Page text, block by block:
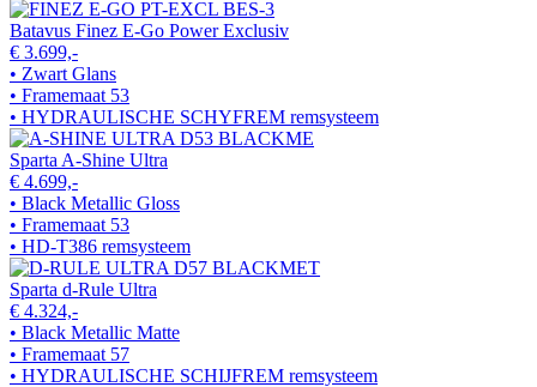
Batavus Finez E-Go Power Exclusiv
€ 3.699,-
• Zwart Glans
• Framemaat 53
• HYDRAULISCHE SCHYFREM remsysteem
Sparta A-Shine Ultra
€ 4.699,-
• Black Metallic Gloss
• Framemaat 53
• HD-T386 remsysteem
Sparta d-Rule Ultra
€ 4.324,-
• Black Metallic Matte
• Framemaat 57
• HYDRAULISCHE SCHIJFREM remsysteem